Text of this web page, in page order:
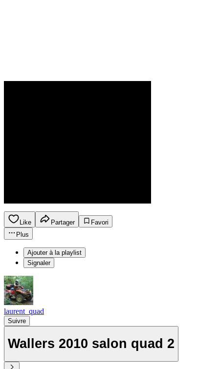
Like Partager
Favori
Plus
Ajouter à la playlist
Signaler
laurent_quad
Suivre
Wallers 2010 salon quad 2